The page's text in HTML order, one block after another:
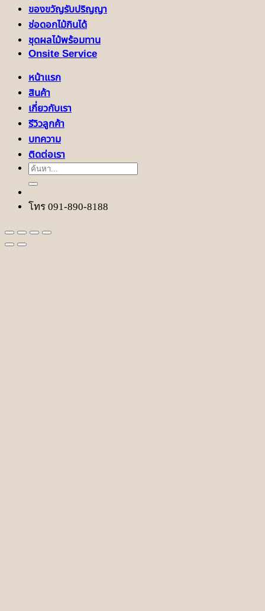
ของขวัญรับปริญญา
ช่อดอกไม้กินได้
ชุดผลไม้พร้อมทาน
Onsite Service
หน้าแรก
สินค้า
เกี่ยวกับเรา
รีวิวลูกค้า
บทความ
ติดต่อเรา
ค้นหา:
โทร 091-890-8188